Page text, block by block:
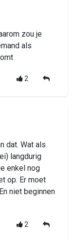
zou je
als
2
dat. Wat als
langdurig
enkel nog
op. Er moet
niet beginnen
2